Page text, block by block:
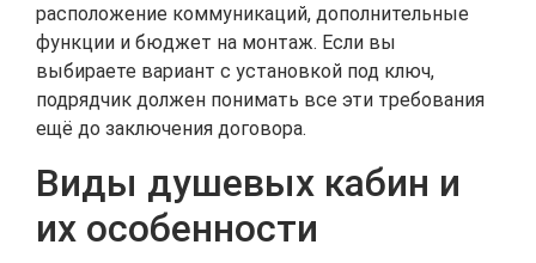
расположение коммуникаций, дополнительные
функции и бюджет на монтаж. Если вы
выбираете вариант с установкой под ключ,
подрядчик должен понимать все эти требования
ещё до заключения договора.
Виды душевых кабин и
их особенности